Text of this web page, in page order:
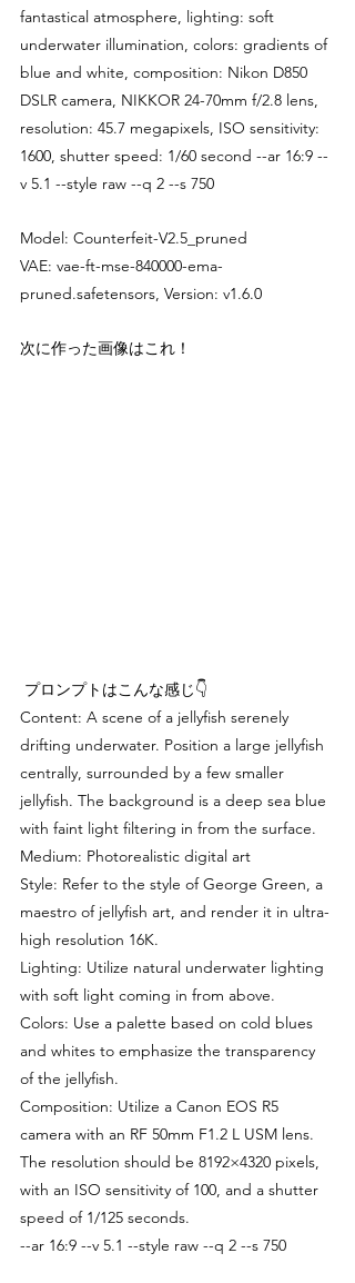
fantastical atmosphere, lighting: soft
underwater illumination, colors: gradients of
blue and white, composition: Nikon D850
DSLR camera, NIKKOR 24-70mm f/2.8 lens,
resolution: 45.7 megapixels, ISO sensitivity:
1600, shutter speed: 1/60 second --ar 16:9 --
v 5.1 --style raw --q 2 --s 750
Model: Counterfeit-V2.5_pruned
VAE: vae-ft-mse-840000-ema-
pruned.safetensors, Version: v1.6.0
次に作った画像はこれ！
プロンプトはこんな感じ👇
Content: A scene of a jellyfish serenely
drifting underwater. Position a large jellyfish
centrally, surrounded by a few smaller
jellyfish. The background is a deep sea blue
with faint light filtering in from the surface.
Medium: Photorealistic digital art
Style: Refer to the style of George Green, a
maestro of jellyfish art, and render it in ultra-
high resolution 16K.
Lighting: Utilize natural underwater lighting
with soft light coming in from above.
Colors: Use a palette based on cold blues
and whites to emphasize the transparency
of the jellyfish.
Composition: Utilize a Canon EOS R5
camera with an RF 50mm F1.2 L USM lens.
The resolution should be 8192×4320 pixels,
with an ISO sensitivity of 100, and a shutter
speed of 1/125 seconds.
--ar 16:9 --v 5.1 --style raw --q 2 --s 750